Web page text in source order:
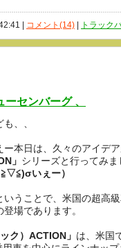
| コメント(14) トラック
センバーグ 、
も、、
ー本日は、久々のアイデ
」 シリーズと行ってみま
いぇー）
いうことで、米国の超高
登場であります。
ク）ACTION」 は、米国